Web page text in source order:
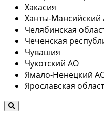
Хакасия
Ханты-Мансийский
Челябинская
Чеченская
Чувашия
Чукотский АО
Ямало-Ненецкий
Ярославская